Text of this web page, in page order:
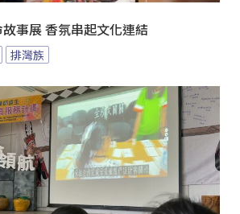
事展 香氛串起文化連結
排灣族